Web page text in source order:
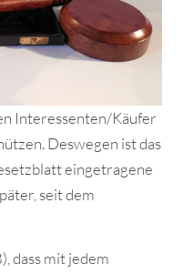
Interessenten/Käufer
Deswegen ist das
eingetragene
seit dem
dass mit jedem